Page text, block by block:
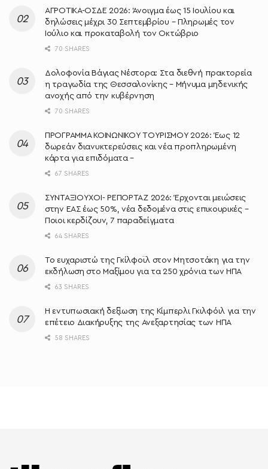
ΑΓΡΟΤΙΚΑ-ΟΣΔΕ 2026: Άνοιγμα έως 15 Ιουλίου και
δηλώσεις μέχρι 30 Σεπτεμβρίου – Πληρωμές τον
Ιούλιο και προκαταβολή τον Οκτώβριο
70 SHARES
Δολοφονία Βάγιας Νέστορα: Στα διεθνή πρακτορεία
η τραγωδία της Θεσσαλονίκης – Μήνυμα μηδενικής
ανοχής από την κυβέρνηση
70 SHARES
ΠΡΟΓΡΑΜΜΑ ΚΟΙΝΩΝΙΚΟΥ ΤΟΥΡΙΣΜΟΥ 2026: Έως 12
δωρεάν διανυκτερεύσεις και νέα προπληρωμένη
κάρτα για επιδόματα –
67 SHARES
ΣΥΝΤΑΞΙΟΥΧΟΙ- ΡΕΠΟΡΤΑΖ 2026: Έρχονται μειώσεις
στην ΕΑΣ έως 50%, νέα δεδομένα στις επικουρικές –
Ποιοι κερδίζουν, 7 παραδείγματα
64 SHARES
Το ευχαριστώ της Γκίλφοϊλ στον Μητσοτάκη για την
εκδήλωση στο Μαξίμου για τα 250 χρόνια των ΗΠΑ
63 SHARES
Η εντυπωσιακή δεξίωση της Κίμπερλι Γκιλφόιλ για την
επέτειο Διακήρυξης της Ανεξαρτησίας των ΗΠΑ
58 SHARES